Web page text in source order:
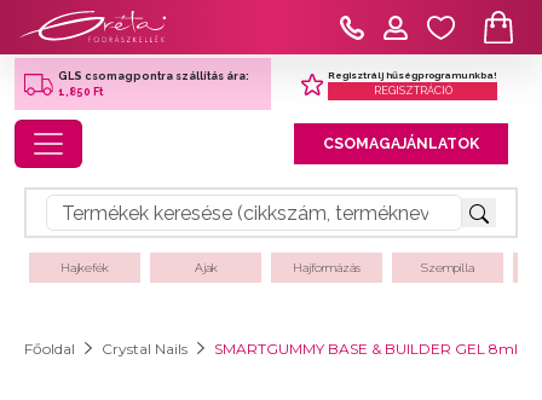
GLS csomagpontra szállítás ára:
1,850 Ft
Regisztrálj hűségprogramunkba!
REGISZTRÁCIÓ
Toggle navigation CSOMAGAJÁNLATOK
Hajkefék Ajak Hajformázás Szempilla
Főoldal Crystal Nails SMARTGUMMY BASE & BUILDER GEL 8ml